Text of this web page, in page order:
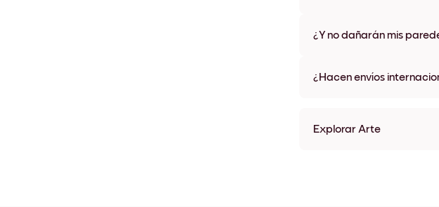
¿Y no dañarán mis
¿Hacen envíos
Explorar Arte